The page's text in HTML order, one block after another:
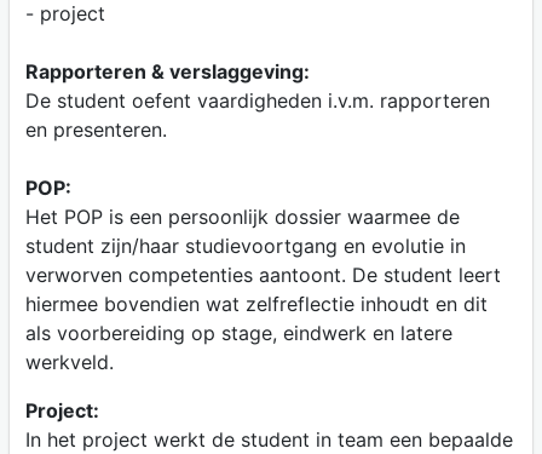
- project
Rapporteren & verslaggeving:
De student oefent vaardigheden i.v.m. rapporteren
en presenteren.
POP:
Het POP is een persoonlijk dossier waarmee de
student zijn/haar studievoortgang en evolutie in
verworven competenties aantoont. De student leert
hiermee bovendien wat zelfreflectie inhoudt en dit
als voorbereiding op stage, eindwerk en latere
werkveld.
Project:
In het project werkt de student in team een bepaalde